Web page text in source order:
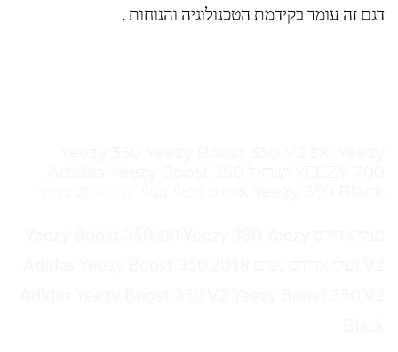
דגם זה עומד בקידמת הטכנולוגיה והנוחות .